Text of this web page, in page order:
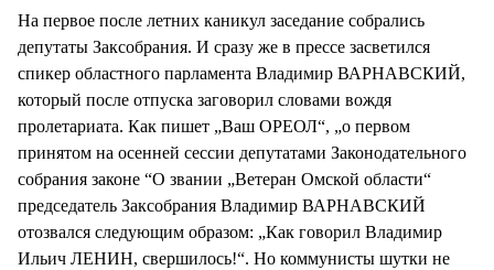
На первое после летних каникул заседание собрались
депутаты Заксобрания. И сразу же в прессе засветился
спикер областного парламента Владимир ВАРНАВСКИЙ,
который после отпуска заговорил словами вождя
пролетариата. Как пишет „Ваш ОРЕОЛ“, „о первом
принятом на осенней сессии депутатами Законодательного
собрания законе “О звании „Ветеран Омской области“
председатель Заксобрания Владимир ВАРНАВСКИЙ
отозвался следующим образом: „Как говорил Владимир
Ильич ЛЕНИН, свершилось!“. Но коммунисты шутки не